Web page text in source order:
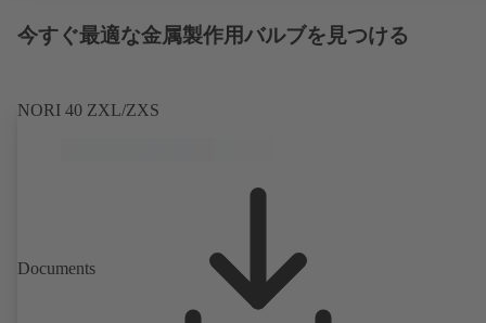
今すぐ最適な金属製作用バルブを見つける
NORI 40 ZXL/ZXS
Documents